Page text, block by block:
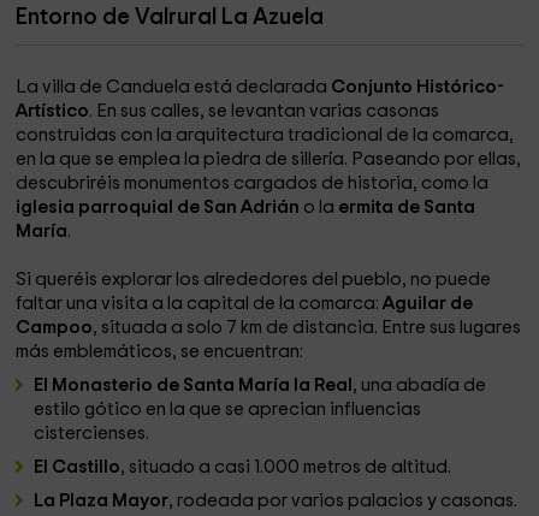
Entorno de Valrural La Azuela
La villa de Canduela está declarada Conjunto Histórico-
Artístico. En sus calles, se levantan varias casonas
construidas con la arquitectura tradicional de la comarca,
en la que se emplea la piedra de sillería. Paseando por ellas,
descubriréis monumentos cargados de historia, como la
iglesia parroquial de San Adrián o la ermita de Santa
María.
Si queréis explorar los alrededores del pueblo, no puede
faltar una visita a la capital de la comarca:Aguilar de
Campoo, situada a solo 7 km de distancia. Entre sus lugares
más emblemáticos, se encuentran:
El Monasterio de Santa María la Real , una abadía de
estilo gótico en la que se aprecian influencias
cistercienses.
El Castillo, situado a casi 1.000 metros de altitud.
La Plaza Mayor, rodeada por varios palacios y casonas.